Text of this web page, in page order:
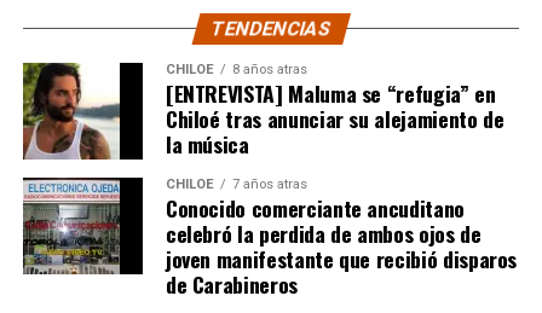
TENDENCIAS
CHILOE 8 años atras
[ENTREVISTA] Maluma se “refugia” en
Chiloé tras anunciar su alejamiento de
la música
CHILOE 7 años atras
Conocido comerciante ancuditano
celebró la perdida de ambos ojos de
joven manifestante que recibió disparos
de Carabineros